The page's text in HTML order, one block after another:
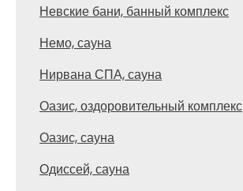
Невские бани, банный комплекс
Немо, сауна
Нирвана СПА, сауна
Оазис, оздоровительный комплекс
Оазис, сауна
Одиссей, сауна